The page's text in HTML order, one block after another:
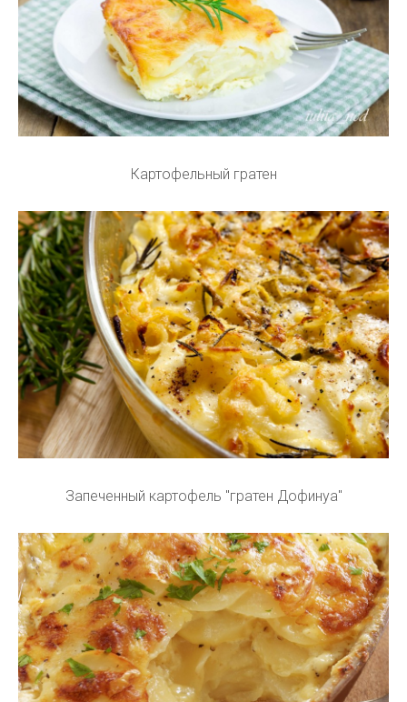
Картофельный гратен
Запеченный картофель "гратен Дофинуа"